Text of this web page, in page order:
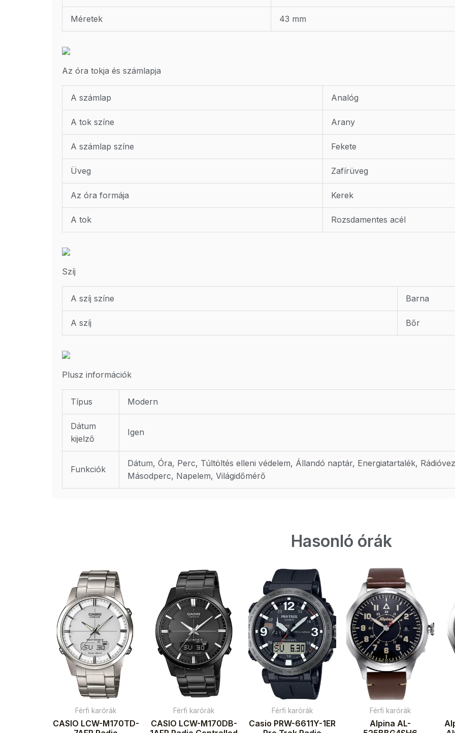
Méretek 43 mm
Az óra tokja és számlapja
A számlap Analóg
A tok színe Arany
A számlap színe Fekete
Üveg Zafírüveg
Az óra formája Kerek
A tok Rozsdamentes acél
Szíj
A szíj színe Barna
A szíj Bőr
Plusz információk
Típus Modern
Dátum
kijelző
Igen
Funkciók
Dátum, Óra, Perc, Túltöltés elleni védelem, Állandó naptár, Energiatartalék,
Másodperc, Napelem, Világidőmérő
Hasonló órák
Férfi karórák
CASIO LCW-M170TD-
Férfi karórák
CASIO LCW-M170DB-
Férfi karórák
Casio PRW-6611Y-1ER
Férfi karórák
Alpina AL-